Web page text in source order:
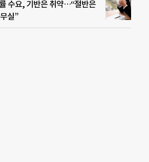
수요, 기반은 취약…“절반은
실”